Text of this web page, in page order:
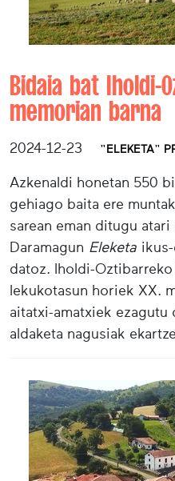
Bidaia bat
memorian barna
2024-12-23 "ELEKETA"
Azkenaldi honetan 550
gehiago baita ere
sarean eman ditugu atari
Daramagun Eleketa
datoz. Iholdi-
lekukotasun horiek XX.
aitatxi-amatxiek
aldaketa nagusiak